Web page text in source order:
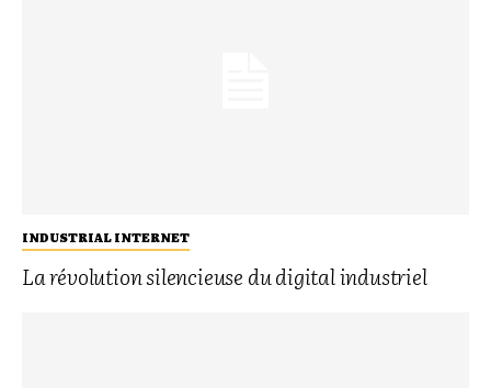
INDUSTRIAL INTERNET
La révolution silencieuse du digital industriel